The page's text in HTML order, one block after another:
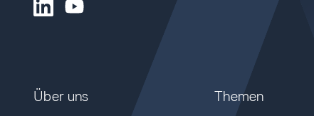
Über uns Themen